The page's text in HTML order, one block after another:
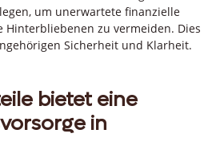
um unerwartete finanzielle
Hinterbliebenen zu vermeiden. Dies
Sicherheit und Klarheit.
bietet eine
in